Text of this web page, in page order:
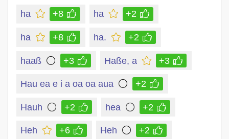
ha +8 ha +2
ha +8 ha. +2
haaß +3 Haße, a +3
Hau ea e i a oa oa aua +2
Hauh +2 hea +2
Heh +6 Heh +2